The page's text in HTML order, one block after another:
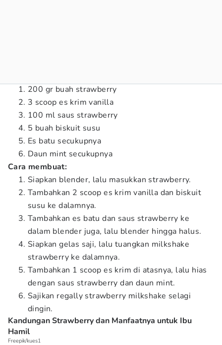
200 gr buah strawberry
3 scoop es krim vanilla
100 ml saus strawberry
5 buah biskuit susu
Es batu secukupnya
Daun mint secukupnya
Cara membuat:
Siapkan blender, lalu masukkan strawberry.
Tambahkan 2 scoop es krim vanilla dan biskuit
susu ke dalamnya.
Tambahkan es batu dan saus strawberry ke
dalam blender juga, lalu blender hingga halus.
Siapkan gelas saji, lalu tuangkan milkshake
strawberry ke dalamnya.
Tambahkan 1 scoop es krim di atasnya, lalu hias
dengan saus strawberry dan daun mint.
Sajikan regally strawberry milkshake selagi
dingin.
Kandungan Strawberry dan Manfaatnya untuk Ibu
Hamil
Freepik/kues1